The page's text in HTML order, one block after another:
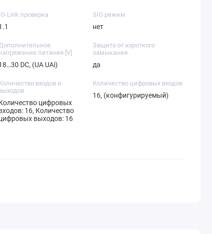
Link проверка SIO режим
нет
питания [V]
DC, (UA UAi)
Защита от короткого
замыкания
да
входов и
цифровых
16, Количество
выходов: 16
Количество цифровых входов
16, (конфигурируемый)